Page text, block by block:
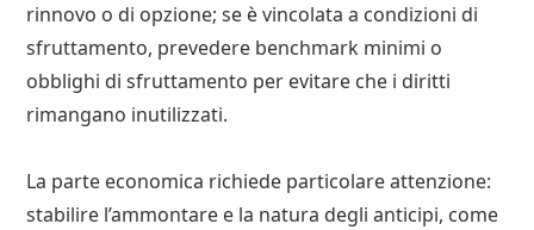
rinnovo o di opzione; se è vincolata a condizioni di
sfruttamento, prevedere benchmark minimi o
obblighi di sfruttamento per evitare che i diritti
rimangano inutilizzati.
La parte economica richiede particolare attenzione:
stabilire l’ammontare e la natura degli anticipi, come